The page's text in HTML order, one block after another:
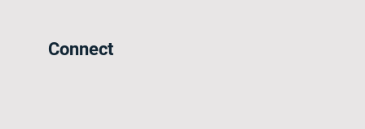
Connect